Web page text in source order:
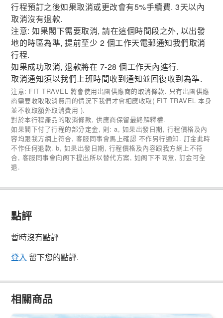
行程預訂之後如果取消或更改會有5%手續費. 3天以內
取消沒有退款.
注意: 如果閣下需要取消, 請在這個時間段之外, 以出發
地的時區為準, 提前至少 2 個工作天電郵通知我們取消
行程.
如果成功取消, 退款將在 7-28 個工作天內進行.
取消通知須以我們上班時間收到通知並回復收到為準.
注意: FIT TRAVEL 將會使用出團供應商的取消條款. 只有出團供應
商需要收取取消費用的情況下我們才會相應收取( FIT TRAVEL 本身
並不收取額外取消費用 ).
對於本行程產品的取消條款, 供應商保留最終解釋權.
如果閣下付了行程的部分定金, 則: a, 如果出發日期, 行程價格及內
容均跟我方網上符合, 客服同事會馬上確認 不作另行通知. 訂金此時
不作任何退款. b, 如果出發日期, 行程價格及內容跟我方網上不符
合, 客服同事會向阁下提出所以替代方案, 如阁下不同意, 訂金可全
退.
點評
暫時沒有點評
登入 留下您的點評.
相關商品